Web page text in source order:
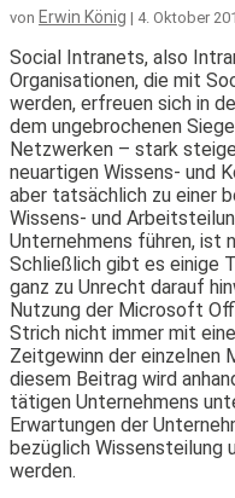
von Erwin König | 4. Oktober
Social Intranets, also
Organisationen, die mit
werden, erfreuen sich in
dem ungebrochenen
Netzwerken – stark
neuartigen Wissens- und
aber tatsächlich zu einer
Wissens- und
Unternehmens führen, ist
Schließlich gibt es einige
ganz zu Unrecht darauf
Nutzung der Microsoft
Strich nicht immer mit
Zeitgewinn der einzelnen
diesem Beitrag wird
tätigen Unternehmens
Erwartungen der
bezüglich Wissensteilung
werden.